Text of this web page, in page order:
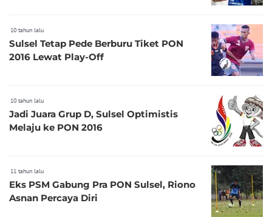
10 tahun lalu
Sulsel Tetap Pede Berburu Tiket PON
2016 Lewat Play-Off
10 tahun lalu
Jadi Juara Grup D, Sulsel Optimistis
Melaju ke PON 2016
11 tahun lalu
Eks PSM Gabung Pra PON Sulsel, Riono
Asnan Percaya Diri